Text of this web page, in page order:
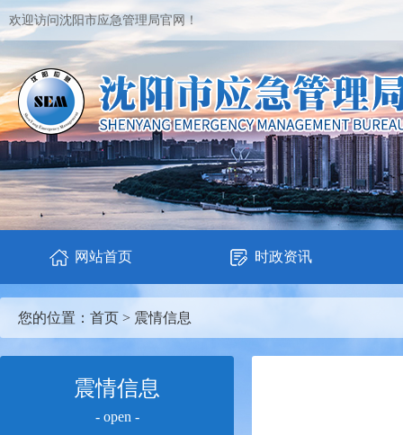
欢迎访问沈阳市应急管理局官网！
网站首页 时政资讯
您的位置： 首页 > 震情信息
震情信息
- open -